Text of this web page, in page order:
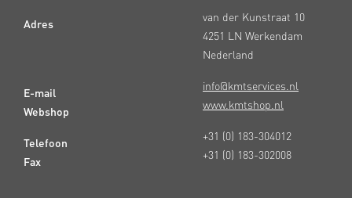
Adres
E-mail
Webshop
Telefoon
Fax
van der Kunstraat 10
4251 LN Werkendam
Nederland
info@kmtservices.nl
www.kmtshop.nl
+31 (0) 183-304012
+31 (0) 183-302008